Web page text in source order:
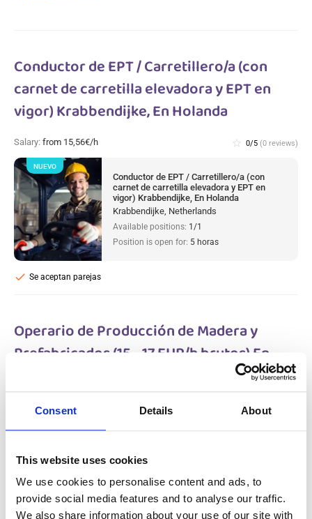
Consent Details About
This website uses cookies
We use cookies to personalise content and ads, to
provide social media features and to analyse our traffic.
We also share information about your use of our site with
Conductor de EPT / Carretillero/a (con
carnet de carretilla elevadora y EPT en
vigor) Krabbendijke, En Holanda
Salary: from 15,56€/h star_border 0/5 (0 reviews)
Conductor de EPT / Carretillero/a (con
carnet de carretilla elevadora y EPT en
vigor) Krabbendijke, En Holanda
Krabbendijke, Netherlands
Available positions: 1/1
Position is open for: 5 horas
Se aceptan parejas
check
NUEVO
Operario de Producción de Madera y
Prefabricados (15 - 17 EUR/h brutos) En
Salary: from 15,00€/h 4.2/5(13 reviews)
Netherlands, Netherlands
Position is open for:3 días
NUEVO